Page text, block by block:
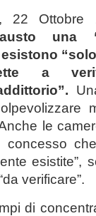
22
una
a
le
concesso
esistite”,
verificare”.
di